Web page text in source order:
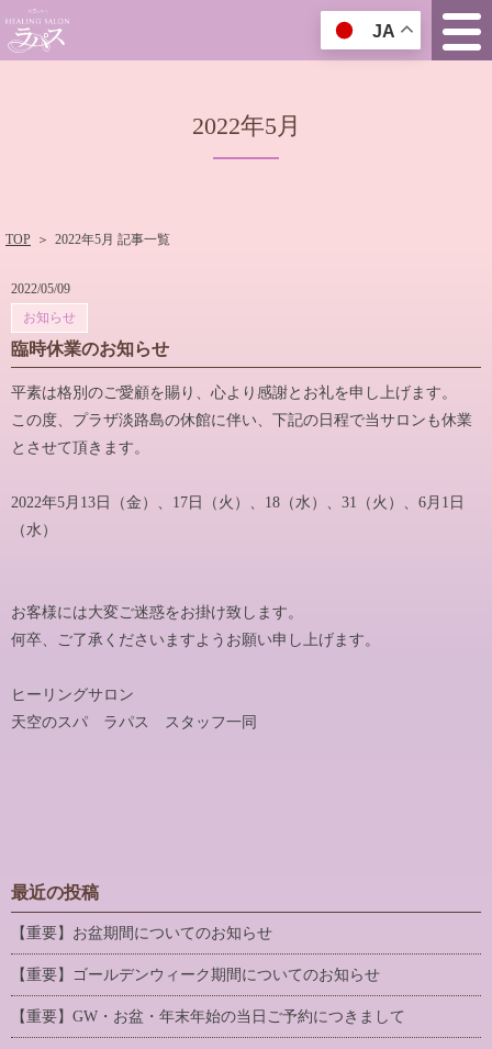
2022年5月
TOP ＞ 2022年5月 記事一覧
2022/05/09
お知らせ
臨時休業のお知らせ
平素は格別のご愛顧を賜り、心より感謝とお礼を申し上げます。
この度、プラザ淡路島の休館に伴い、下記の日程で当サロンも休業
とさせて頂きます。
2022年5月13日（金）、17日（火）、18（水）、31（火）、6月1日
（水）
お客様には大変ご迷惑をお掛け致します。
何卒、ご了承くださいますようお願い申し上げます。
ヒーリングサロン
天空のスパ ラパス スタッフ一同
最近の投稿
【重要】お盆期間についてのお知らせ
【重要】ゴールデンウィーク期間についてのお知らせ
【重要】GW・お盆・年末年始の当日ご予約につきまして
JA